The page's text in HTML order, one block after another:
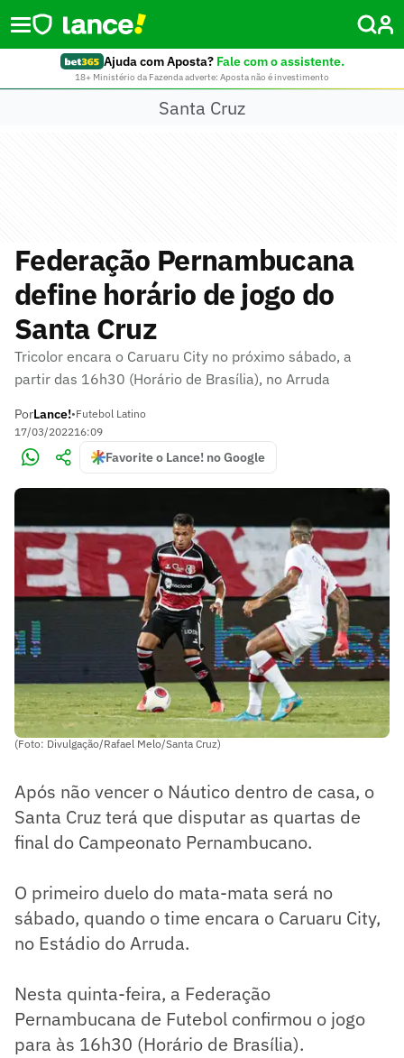
Ajuda com Aposta? Fale com o assistente.
18+ Ministério da Fazenda adverte: Aposta não é investimento
Santa Cruz
Federação Pernambucana
define horário de jogo do
Santa Cruz
Tricolor encara o Caruaru City no próximo sábado, a
partir das 16h30 (Horário de Brasília), no Arruda
PorLance!•Futebol Latino
17/03/202216:09
Favorite o Lance! no Google
(Foto: Divulgação/Rafael Melo/Santa Cruz)
Após não vencer o Náutico dentro de casa, o
Santa Cruz terá que disputar as quartas de
final do Campeonato Pernambucano.
O primeiro duelo do mata-mata será no
sábado, quando o time encara o Caruaru City,
no Estádio do Arruda.
Nesta quinta-feira, a Federação
Pernambucana de Futebol confirmou o jogo
para às 16h30 (Horário de Brasília).